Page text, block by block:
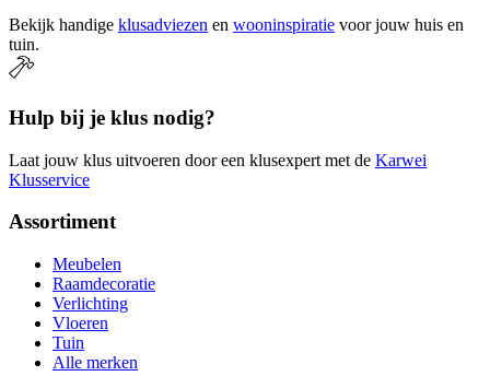
Bekijk handige klusadviezen en wooninspiratie voor jouw huis en
tuin.
Hulp bij je klus nodig?
Laat jouw klus uitvoeren door een klusexpert met de Karwei
Klusservice
Assortiment
Meubelen
Raamdecoratie
Verlichting
Vloeren
Tuin
Alle merken